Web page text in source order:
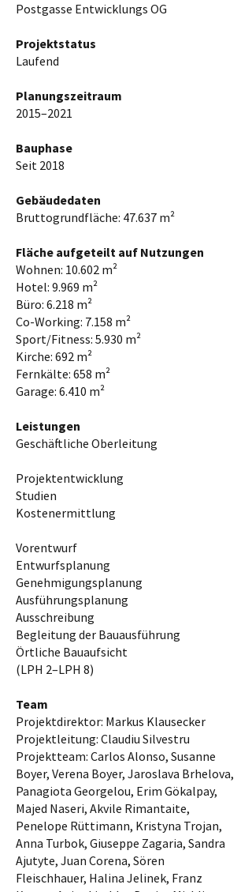
Postgasse Entwicklungs OG
Projektstatus
Laufend
Planungszeitraum
2015–2021
Bauphase
Seit 2018
Gebäudedaten
Bruttogrundfläche: 47.637 m²
Fläche aufgeteilt auf Nutzungen
Wohnen: 10.602 m²
Hotel: 9.969 m²
Büro: 6.218 m²
Co-Working: 7.158 m²
Sport/Fitness: 5.930 m²
Kirche: 692 m²
Fernkälte: 658 m²
Garage: 6.410 m²
Leistungen
Geschäftliche Oberleitung
Projektentwicklung
Studien
Kostenermittlung
Vorentwurf
Entwurfsplanung
Genehmigungsplanung
Ausführungsplanung
Ausschreibung
Begleitung der Bauausführung
Örtliche Bauaufsicht
(LPH 2–LPH 8)
Team
Projektdirektor: Markus Klausecker
Projektleitung: Claudiu Silvestru
Projektteam: Carlos Alonso, Susanne
Boyer, Verena Boyer, Jaroslava Brhelova,
Panagiota Georgelou, Erim Gökalpay,
Majed Naseri, Akvile Rimantaite,
Penelope Rüttimann, Kristyna Trojan,
Anna Turbok, Giuseppe Zagaria, Sandra
Ajutyte, Juan Corena, Sören
Fleischhauer, Halina Jelinek, Franz